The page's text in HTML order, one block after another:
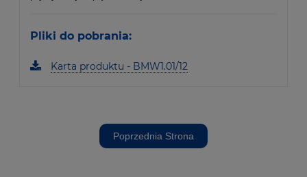
Pliki do pobrania:
Karta produktu - BMW1.01/12
Poprzednia Strona